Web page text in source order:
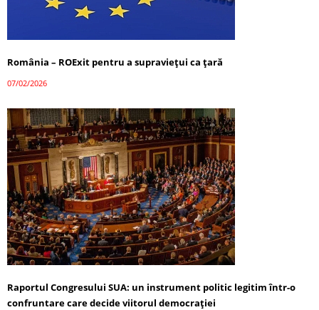
România – ROExit pentru a supraviețui ca țară
07/02/2026
Raportul Congresului SUA: un instrument politic legitim într-o
confruntare care decide viitorul democrației